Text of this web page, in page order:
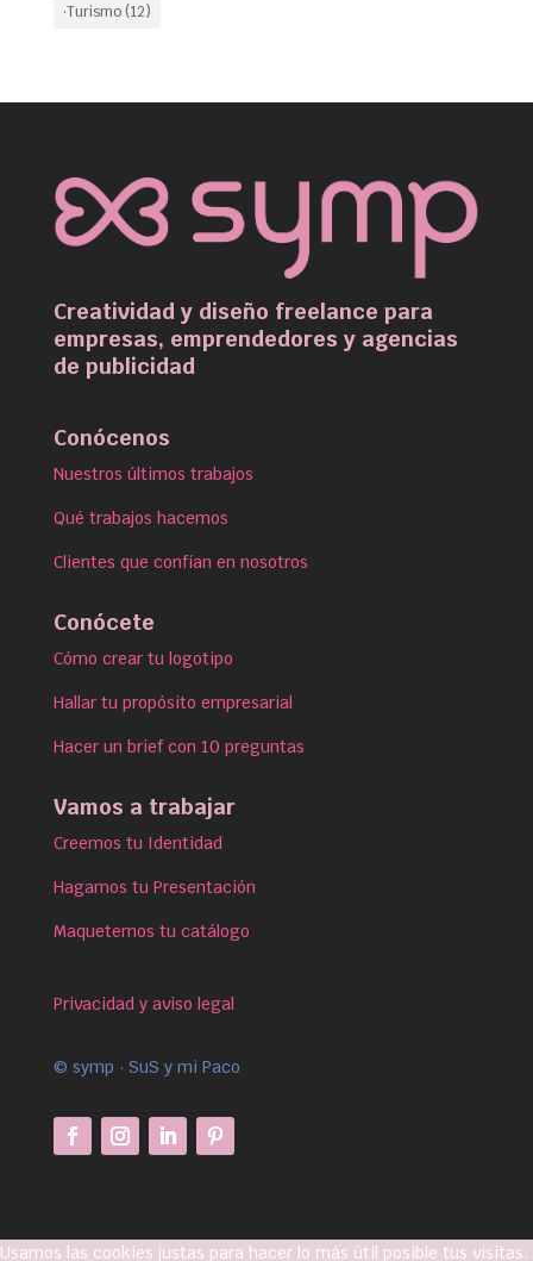
·Turismo(12)
Creatividad y diseño freelance para
empresas, emprendedores y agencias
de publicidad
Conócenos
Nuestros últimos trabajos
Qué trabajos hacemos
Clientes que confían en nosotros
Conócete
Cómo crear tu logotipo
Hallar tu propósito empresarial
Hacer un brief con 10 preguntas
Vamos a trabajar
Creemos tu Identidad
Hagamos tu Presentación
Maquetemos tu catálogo
Privacidad y aviso legal
© symp · SuS y mi Paco
Usamos las cookies justas para hacer lo más útil posible tus visitas.